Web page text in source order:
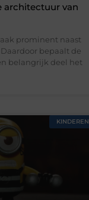
architectuur van
prominent naast
bepaalt de
belangrijk deel het
KINDEREN